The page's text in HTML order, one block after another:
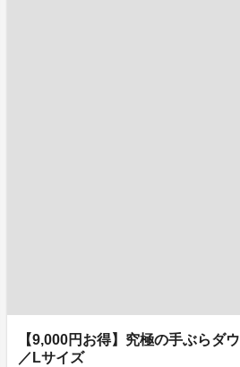
【9,000円お得】究極の手ぶらダ
／Lサイズ